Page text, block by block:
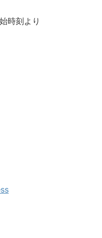
時刻より